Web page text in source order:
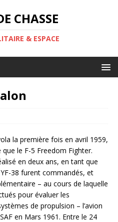
CHASSE
& ESPACE
la première fois en avril 1959,
le F-5 Freedom Fighter.
en deux ans, en tant que
38 furent commandés, et
– au cours de laquelle
pour évaluer les
de propulsion – l’avion
en Mars 1961. Entre le 24